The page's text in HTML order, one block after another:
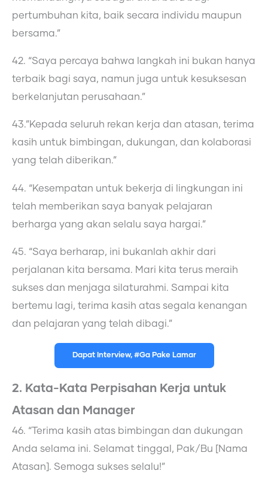
pertumbuhan kita, baik secara individu maupun
bersama.”
42. “Saya percaya bahwa langkah ini bukan hanya
terbaik bagi saya, namun juga untuk kesuksesan
berkelanjutan perusahaan.”
43.”Kepada seluruh rekan kerja dan atasan, terima
kasih untuk bimbingan, dukungan, dan kolaborasi
yang telah diberikan.”
44. “Kesempatan untuk bekerja di lingkungan ini
telah memberikan saya banyak pelajaran
berharga yang akan selalu saya hargai.”
45. “Saya berharap, ini bukanlah akhir dari
perjalanan kita bersama. Mari kita terus meraih
sukses dan menjaga silaturahmi. Sampai kita
bertemu lagi, terima kasih atas segala kenangan
dan pelajaran yang telah dibagi.”
Dapat Interview, #Ga Pake Lamar
2. Kata-Kata Perpisahan Kerja untuk
Atasan dan Manager
46. “Terima kasih atas bimbingan dan dukungan
Anda selama ini. Selamat tinggal, Pak/Bu [Nama
Atasan]. Semoga sukses selalu!”